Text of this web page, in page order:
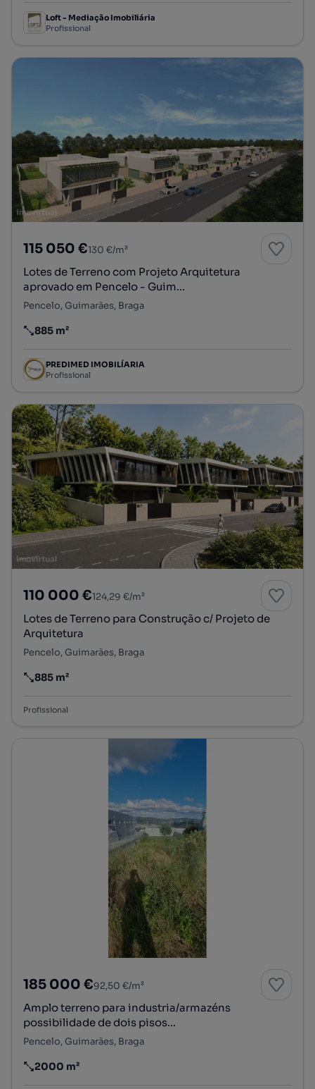
Loft - Mediação Imobiliária
Profissional
115 050 €130 €/m²
Lotes de Terreno com Projeto Arquitetura
aprovado em Pencelo - Guim...
Pencelo, Guimarães, Braga
Preço por metro quadrado
885 m²
PREDIMED IMOBILÍARIA
Profissional
110 000 €124,29 €/m²
Lotes de Terreno para Construção c/ Projeto de
Arquitetura
Pencelo, Guimarães, Braga
Preço por metro quadrado
885 m²
Profissional
185 000 €92,50 €/m²
Amplo terreno para industria/armazéns
possibilidade de dois pisos...
Pencelo, Guimarães, Braga
Preço por metro quadrado
2000 m²